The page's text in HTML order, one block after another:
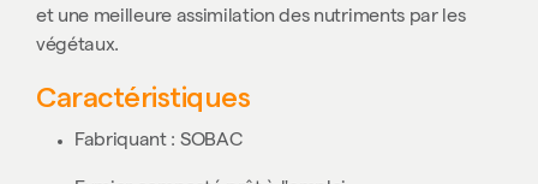
et une meilleure assimilation des nutriments par les
végétaux.
Caractéristiques
Fabriquant : SOBAC